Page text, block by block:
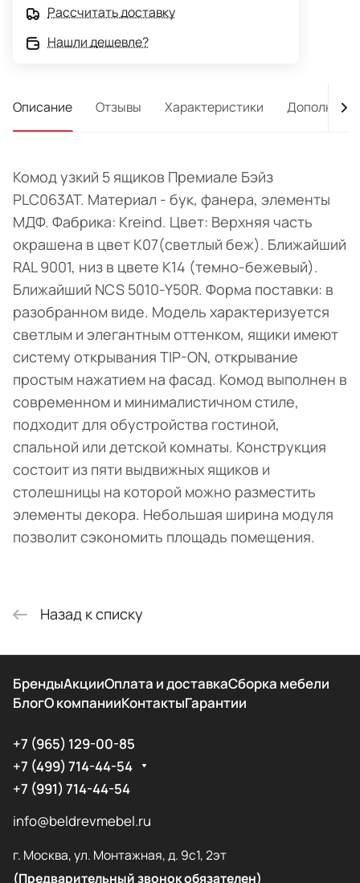
Рассчитать доставку
Нашли дешевле?
Описание Отзывы Характеристики
Комод узкий 5 ящиков Премиале Бэйз
PLC063AT. Материал - бук, фанера, элементы
МДФ. Фабрика: Kreind. Цвет: Верхняя часть
окрашена в цвет K07(светлый беж). Ближайший
RAL 9001, низ в цвете K14 (темно-бежевый).
Ближайший NCS 5010-Y50R. Форма поставки: в
разобранном виде. Модель характеризуется
светлым и элегантным оттенком, ящики имеют
систему открывания TIP-ON, открывание
простым нажатием на фасад. Комод выполнен в
современном и минималистичном стиле,
подходит для обустройства гостиной,
спальной или детской комнаты. Конструкция
состоит из пяти выдвижных ящиков и
столешницы на которой можно разместить
элементы декора. Небольшая ширина модуля
позволит сэкономить площадь помещения.
Назад к списку
БрендыАкцииОплата и доставкаСборка мебели
БлогО компанииКонтактыГарантии
+7 (965) 129-00-85
+7 (499) 714-44-54
+7 (991) 714-44-54
info@beldrevmebel.ru
г. Москва, ул. Монтажная, д. 9с1, 2эт
(Предварительный звонок обязателен)